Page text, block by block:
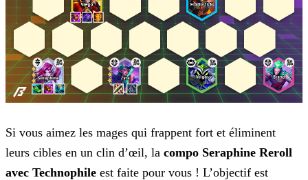
Si vous aimez les mages qui frappent fort et éliminent
leurs cibles en un clin d’œil, la compo Seraphine Reroll
avec Technophile est faite pour vous ! L’objectif est